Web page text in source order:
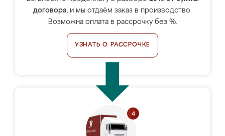
договора, и мы отдаём заказ в производство.
Возможна оплата в рассрочку без %.
УЗНАТЬ О РАССРОЧКЕ